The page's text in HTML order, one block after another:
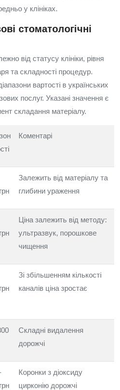
у клініках.
стоматологічні
від статусу клініки, рівня
та складності процедур.
вартості в українських
послуг. Указані значення є
складання матеріалу.
Коментарі
Залежить від матеріалу та
глибини ураження
Ціна залежить від методу:
ультразвук, порошкове
чищення
Зі збільшенням кількості
каналів ціна зростає
Складні видалення
дорожчі
Коронки з діоксиду
цирконію дорожчі